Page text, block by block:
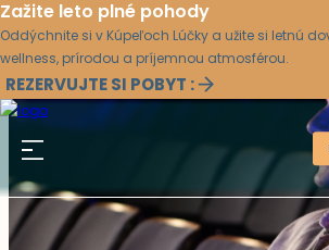
Zažite leto plné pohody
Oddýchnite si v Kúpeľoch Lúčky a užite si letnú
wellness, prírodou a príjemnou atmosférou.
REZERVUJTE SI POBYT :